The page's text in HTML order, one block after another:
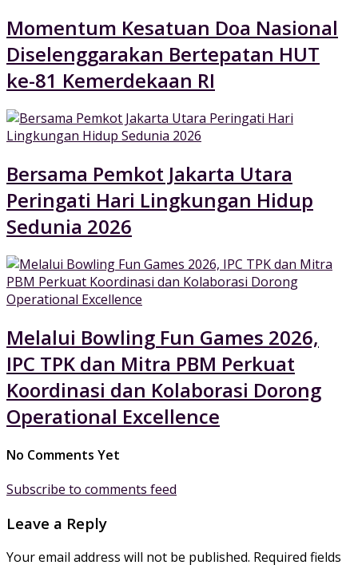
Momentum Kesatuan Doa Nasional
Diselenggarakan Bertepatan HUT
ke-81 Kemerdekaan RI
Bersama Pemkot Jakarta Utara
Peringati Hari Lingkungan Hidup
Sedunia 2026
Melalui Bowling Fun Games 2026,
IPC TPK dan Mitra PBM Perkuat
Koordinasi dan Kolaborasi Dorong
Operational Excellence
No Comments Yet
Subscribe to comments feed
Leave a Reply
Your email address will not be published. Required fields